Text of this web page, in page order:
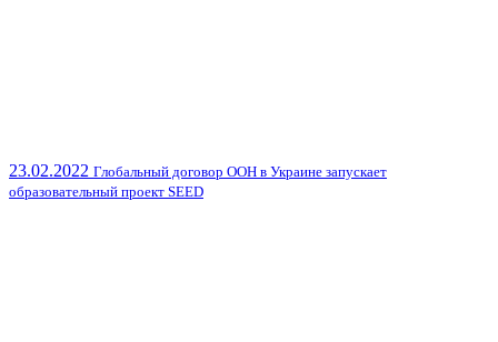
23.02.2022 Глобальный договор ООН в Украине запускает
образовательный проект SEED